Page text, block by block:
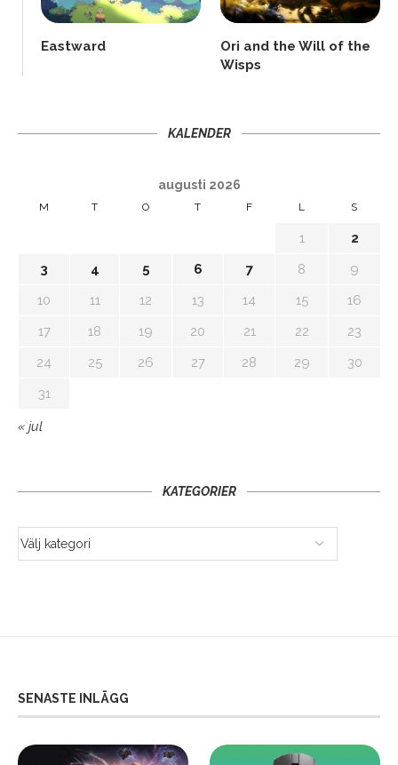
Eastward
Ori and the Will of the
Wisps
KALENDER
augusti 2026
M T O T F L S
1
2
3
4 5 6 7 8
9
10
11 12 13 14 15
16
17
18 19 20 21 22
23
24
25 26 27 28 29
30
31
« jul
KATEGORIER
SENASTE INLÄGG